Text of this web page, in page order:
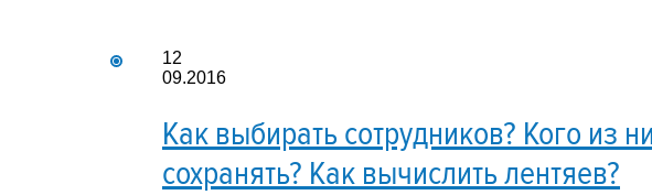
12
09.2016
Как выбирать сотрудников? Кого из
сохранять? Как вычислить лентяев?